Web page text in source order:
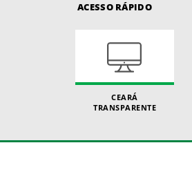
ACESSO RÁPIDO
CEARÁ
TRANSPARENTE